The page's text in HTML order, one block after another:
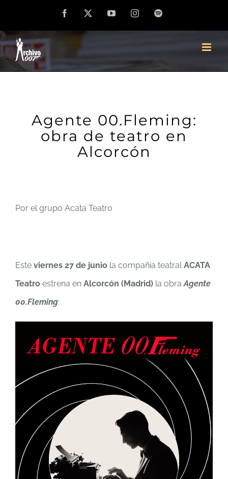
contenido
Facebook YouTubeInstagramSpotify
Agente 00.Fleming:
obra de teatro en
Alcorcón
Por el grupo Acata Teatro
Este viernes 27 de junio la compañía teatralACATA
Teatro estrena en Alcorcón (Madrid) la obraAgente
00.Fleming: